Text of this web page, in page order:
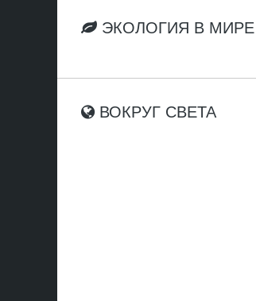
ЭКОЛОГИЯ В МИРЕ
ВОКРУГ СВЕТА